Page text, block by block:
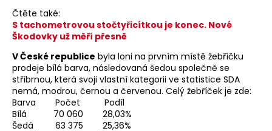
Čtěte také:
S tachometrovou stočtyřicítkou je konec. Nové
Škodovky už měří přesně
V České republice byla loni na prvním místě žebříčku
prodeje bílá barva, následovaná šedou společně se
stříbrnou, která svoji vlastní kategorii ve statistice SDA
nemá, modrou, černou a červenou. Celý žebříček je zde:
Barva Počet Podíl
Bílá 70 060 28,03%
Šedá 63 375 25,36%